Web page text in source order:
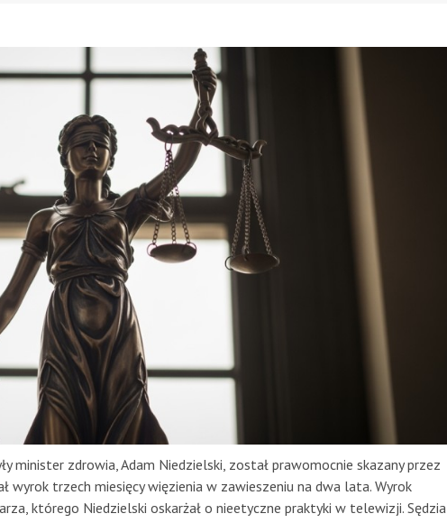
minister zdrowia, Adam Niedzielski, został prawomocnie skazany przez
wyrok trzech miesięcy więzienia w zawieszeniu na dwa lata. Wyrok
którego Niedzielski oskarżał o nieetyczne praktyki w telewizji. Sędzia